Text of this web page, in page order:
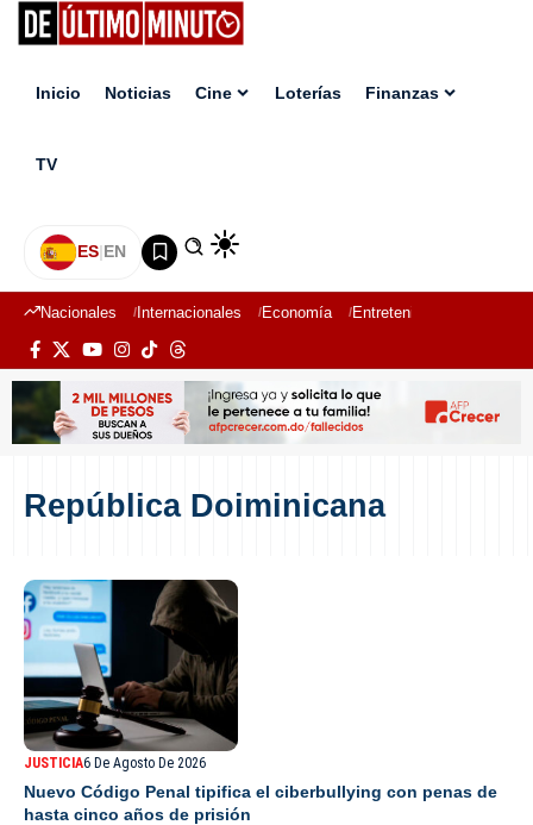
Inicio Noticias Cine Loterías Finanzas
TV
ES|EN
Nacionales Internacionales Economía Entretenimiento
República Doiminicana
JUSTICIA6 De Agosto De 2026
Nuevo Código Penal tipifica el ciberbullying con penas de
hasta cinco años de prisión